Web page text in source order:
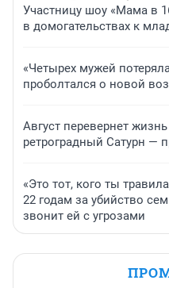
Участницу шоу «Мама в
в домогательствах к
«Четырех мужей
проболтался о новой
Август перевернет
ретроградный Сатурн —
«Это тот, кого ты
22 годам за убийство
звонит ей с угрозами